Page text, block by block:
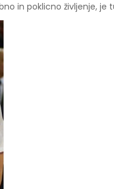
in poklicno življenje, je